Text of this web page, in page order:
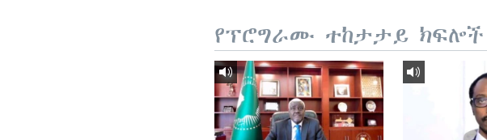
የፕሮግራሙ ተከታታይ ክፍሎች